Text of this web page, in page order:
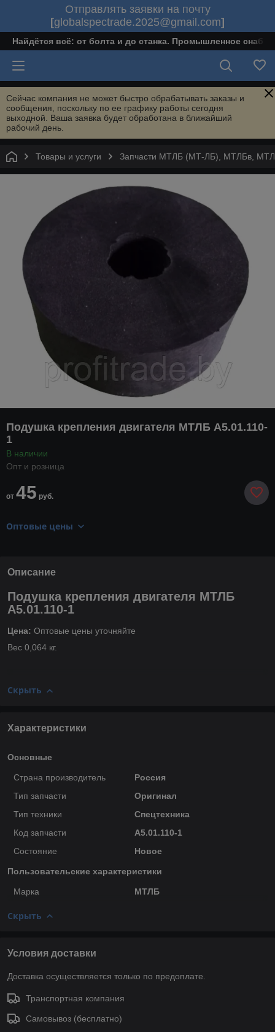
Отправлять заявки на почту
[globalspectrade.2025@gmail.com]
Найдётся всё: от болта и до станка. Промышленное
Сейчас компания не может быстро обрабатывать заказы и
сообщения, поскольку по ее графику работы сегодня
выходной. Ваша заявка будет обработана в ближайший
рабочий день.
Товары и услуги Запчасти МТЛБ (МТ-ЛБ), МТЛБв,
Подушка крепления двигателя МТЛБ А5.01.110-
1
В наличии
Опт и розница
от 45 руб.
Оптовые цены
Описание
Подушка крепления двигателя МТЛБ
А5.01.110-1
Цена: Оптовые цены уточняйте
Вес 0,064 кг.
Скрыть
Характеристики
Основные
Страна производитель
Россия
Тип запчасти
Оригинал
Тип техники
Спецтехника
Код запчасти
А5.01.110-1
Состояние
Новое
Пользовательские характеристики
Марка МТЛБ
Скрыть
Условия доставки
Доставка осуществляется только по предоплате.
Транспортная компания
Самовывоз (бесплатно)